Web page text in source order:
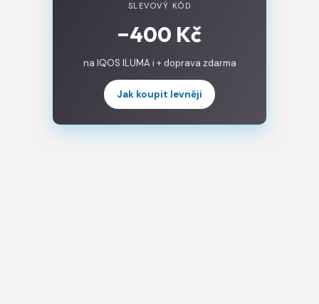
SLEVOVÝ KÓD
−400 Kč
na IQOS ILUMA i + doprava zdarma
Jak koupit levněji